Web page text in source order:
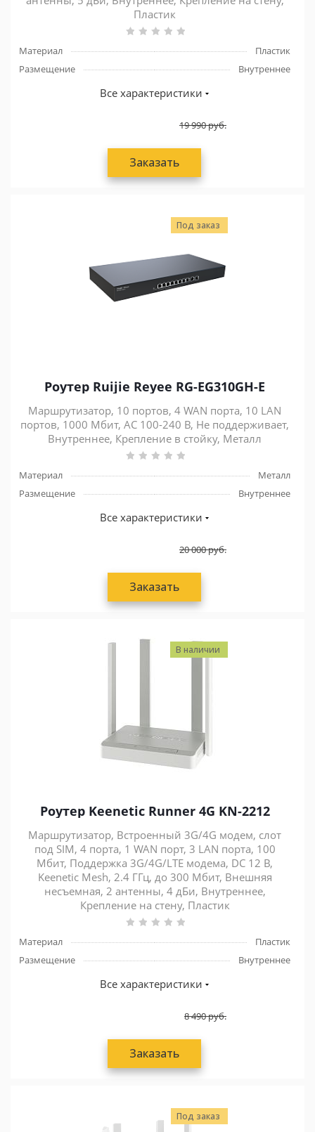
Пластик
Материал
Пластик
Размещение
Внутреннее
Все характеристики
19 990руб.
Заказать
Под заказ
Роутер Ruijie Reyee RG-EG310GH-E
Маршрутизатор, 10 портов, 4 WAN порта, 10 LAN
портов, 1000 Мбит, AC 100-240 В, Не поддерживает,
Внутреннее, Крепление в стойку, Металл
Материал
Металл
Размещение
Внутреннее
Все характеристики
20 000руб.
Заказать
В наличии
Роутер Keenetic Runner 4G KN-2212
Маршрутизатор, Встроенный 3G/4G модем, слот
под SIM, 4 порта, 1 WAN порт, 3 LAN порта, 100
Мбит, Поддержка 3G/4G/LTE модема, DC 12 В,
Keenetic Mesh, 2.4 ГГц, до 300 Мбит, Внешняя
несъемная, 2 антенны, 4 дБи, Внутреннее,
Крепление на стену, Пластик
Материал
Пластик
Размещение
Внутреннее
Все характеристики
8 490руб.
Заказать
Под заказ